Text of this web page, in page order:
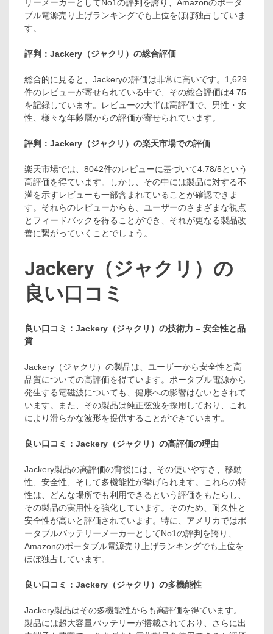
リーメーカーとしてNo1の評判を誇り、Amazonのポータ
ブル電源売り上げランキングでも上位をほぼ独占していま
す。
評判：Jackery（ジャクリ）の総合評価
総合的に見ると、Jackeryの評価は非常に高いです。1,629
件のレビューが寄せられている中で、その総合評価は4.75
を記録しています。レビューの大半は高評価で、男性・女
性、様々な年齢層からの評価が寄せられています。
評判：Jackery（ジャクリ）の楽天市場での評価
楽天市場では、8042件のレビューに基づいて4.78/5という
高評価を得ています。しかし、その中には製品に対する不
満を示すレビューも一部含まれていることが確認できま
す。それらのレビューからも、ユーザーのさまざまな視点
とフィードバックを得ることができ、それが更なる製品改
善に繋がっていくことでしょう。
Jackery（ジャクリ）の
良い口コミ
良い口コミ：Jackery（ジャクリ）の技術力 – 安全性と品
質
Jackery（ジャクリ）の製品は、ユーザーから安全性と高
品質についての高評価を得ています。ポータブル電源から
発生する電磁波についても、健康への影響はないとされて
います。また、その製品は純正弦波を採用しており、これ
により滑らかな波形を提供することができています。
良い口コミ：Jackery（ジャクリ）の高評価の理由
Jackery製品の高評価の背後には、その使いやすさ、移動
性、安全性、そして多機能性が挙げられます。これらの特
性は、どんな場所でも利用できるという評価をもたらし、
その製品の実用性を強化しています。そのため、耐久性と
安全性が高いと評価されています。特に、アメリカではポ
ータブルバッテリーメーカーとしてNo1の評判を誇り、
Amazonのポータブル電源売り上げランキングでも上位を
ほぼ独占しています。
良い口コミ：Jackery（ジャクリ）の多機能性
Jackery製品はその多機能性からも高評価を得ています。
製品には超大容量バッテリーが搭載されており、さらに出